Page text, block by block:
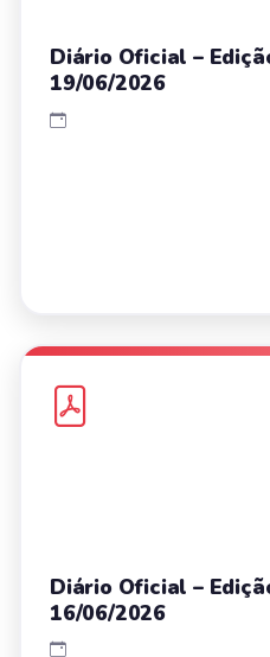
Diário Oficial –
19/06/2026
Diário Oficial –
16/06/2026